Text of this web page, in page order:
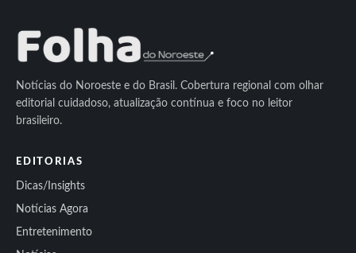
Notícias do Noroeste e do Brasil. Cobertura regional com olhar
editorial cuidadoso, atualização contínua e foco no leitor
brasileiro.
EDITORIAS
Dicas/Insights
Notícias Agora
Entretenimento